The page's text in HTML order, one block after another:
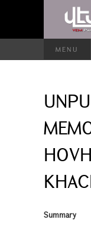
MENU
Summary